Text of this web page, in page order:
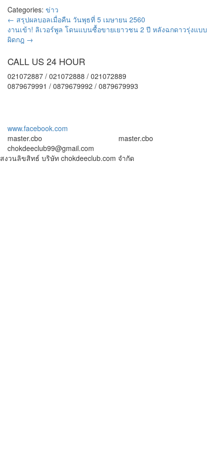
Categories: ข่าว
← สรุปผลบอลเมื่อคืน วันพุธที่ 5 เมษายน 2560
งานเข้า! ลิเวอร์พูล โดนแบนซื้อขายเยาวชน 2 ปี หลังฉกดาวรุ่งแบบ
ผิดกฎ →
CALL US 24 HOUR
021072887 / 021072888 / 021072889
0879679991 / 0879679992 / 0879679993
www.facebook.com
master.cbo
chokdeeclub99@gmail.com
master.cbo
สงวนลิขสิทธ์ บริษัท chokdeeclub.com จำกัด